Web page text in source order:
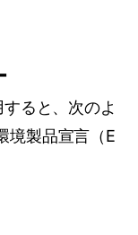
すると、次のよ
境製品宣言（E